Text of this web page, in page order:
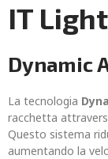
IT
Dynamic
La tecnologia
racchetta
Questo sistema
aumentando la